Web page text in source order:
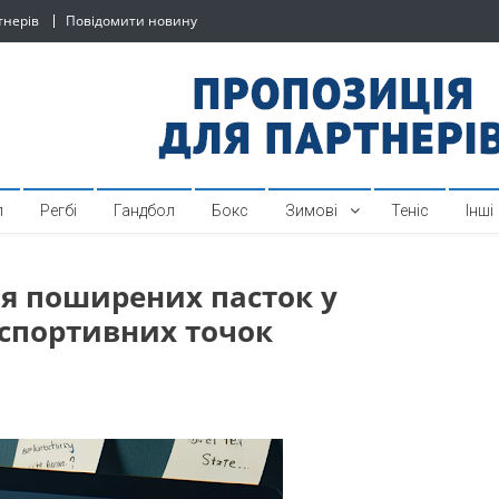
Повідомити новину
спортивний інтернет-
Регбі Гандбол Бокс Зимові Теніс Інші
поширених пасток у
точок